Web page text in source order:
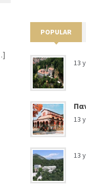
POPULAR
13
13
13